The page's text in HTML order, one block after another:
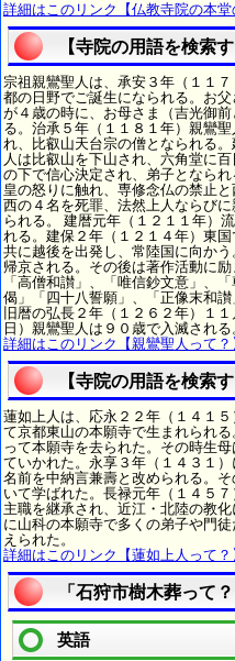
詳細はこのリンク【仏教寺院の本堂
【寺院の用語を検索
宗祖親鸞聖人は、承安３年（１１
都の日野でご誕生になられる。お
が４歳の時に、お母さま（吉光御
る。治承５年（１１８１年）親鸞
れ、比叡山天台宗の僧となられる
人は比叡山を下山され、六角堂に
の下で信心決定され、弟子となら
皇の怒りに触れ、専修念仏の禁止
西の４名を死罪、法然上人ならび
られる。 建暦元年（１２１１年）
れる。建保２年（１２１４年）東
共に越後を出発し、常陸国に向か
帰京される。その後は著作活動に
「高僧和讃」、「唯信鈔文意」、
偈」「四十八誓願」、「正像末和
旧暦の弘長２年（１２６２年）１
日）親鸞聖人は９０歳で入滅される
詳細はこのリンク【親鸞聖人って？
【寺院の用語を検索
蓮如上人は、応永２２年（１４１
て京都東山の本願寺で生まれられ
って本願寺を去られた。その時生
ていかれた。永享３年（１４３１
名前を中納言兼壽と改められる。
いて学ばれた。長禄元年（１４５
主職を継承され、近江・北陸の教
に山科の本願寺で多くの弟子や門
えられた。
詳細はこのリンク【蓮如上人って？
「石狩市樹木葬って
英語